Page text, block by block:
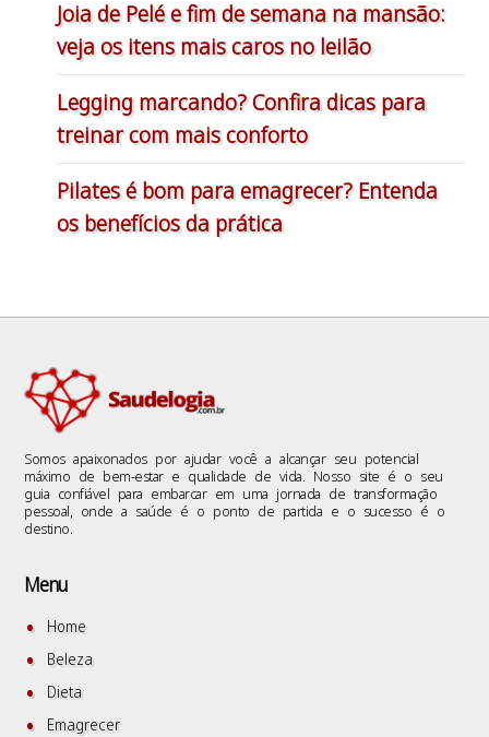
Joia de Pelé e fim de semana na mansão:
veja os itens mais caros no leilão
Legging marcando? Confira dicas para
treinar com mais conforto
Pilates é bom para emagrecer? Entenda
os benefícios da prática
Somos apaixonados por ajudar você a alcançar seu potencial
máximo de bem-estar e qualidade de vida. Nosso site é o seu
guia confiável para embarcar em uma jornada de transformação
pessoal, onde a saúde é o ponto de partida e o sucesso é o
destino.
Menu
Home
Beleza
Dieta
Emagrecer